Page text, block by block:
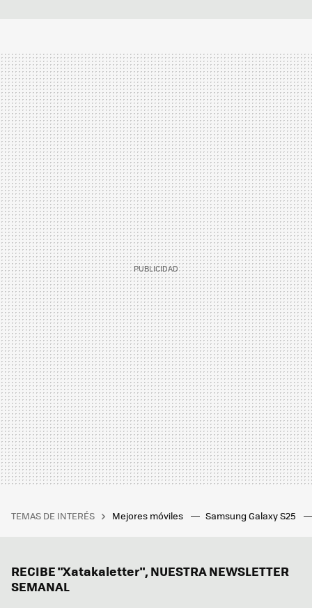
TEMAS DE INTERÉS Mejores móviles Samsung Galaxy S25
RECIBE "Xatakaletter", NUESTRA NEWSLETTER
SEMANAL